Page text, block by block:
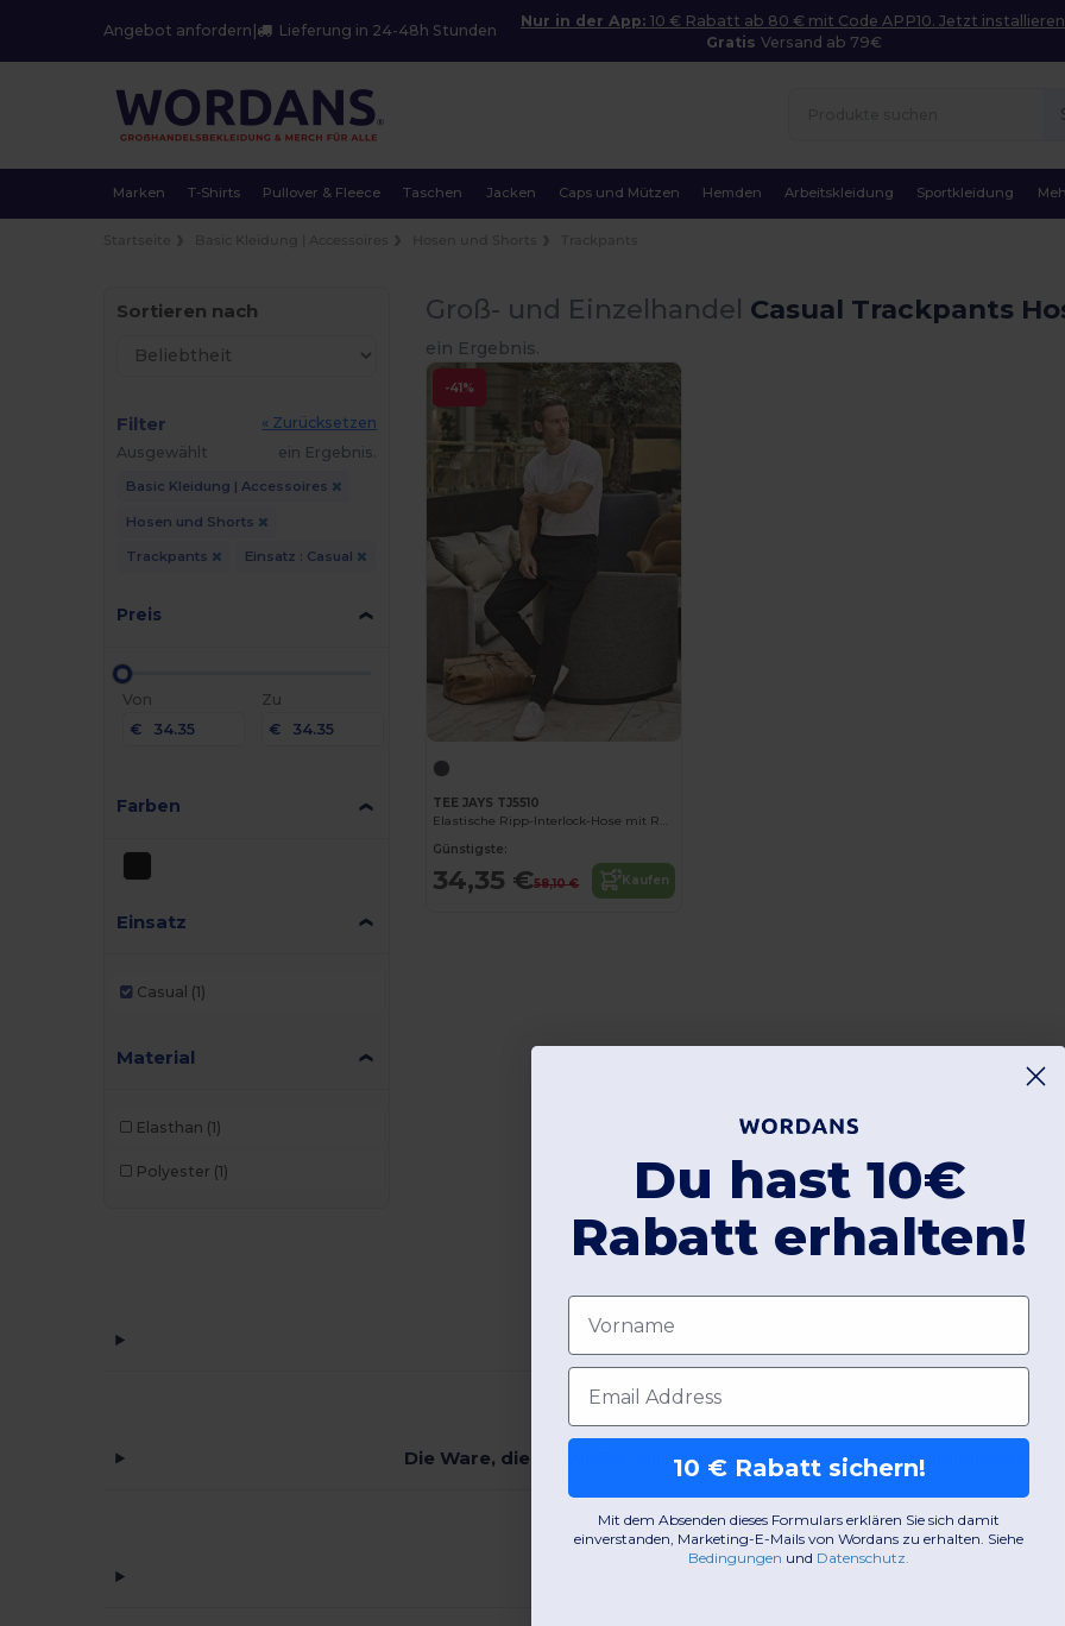
Angebot anfordern Lieferung in 24-48h Stunden
Nur in der App: 10 € Rabatt ab 80 € mit Code APP10. Jetzt
GratisVersand ab 79€
Marken T-Shirts Pullover & Fleece Taschen Jacken Caps und Mützen Hemden Arbeitskleidung Sportkleidung
Sortieren nach
Filter
« Zurücksetzen
Ausgewählt
ein Ergebnis.
Basic Kleidung | Accessoires
Hosen und Shorts
Trackpants Einsatz : Casual
Preis
Von
€
Zu
€
Farben
Einsatz
Casual (1)
Material
Elasthan (1)
Polyester (1)
Groß- und Einzelhandel Casual Trackpants
ein Ergebnis.
-41%
TEE JAYS TJ5510
Elastische Ripp-Interlock-Hose mit Reißverschlusstaschen
Günstigste:
34,35 €58,10 € Kaufen
FAQ
Die Ware, die ich wollte, ist nicht auf Lager. Wann wird sie wieder
Du hast 10€
Rabatt erhalten!
Vorname
E-Mail-Adresse
10 € Rabatt sichern!
Mit dem Absenden dieses Formulars erklären Sie sich damit
einverstanden, Marketing-E-Mails von Wordans zu erhalten. Siehe
Bedingungen und Datenschutz.